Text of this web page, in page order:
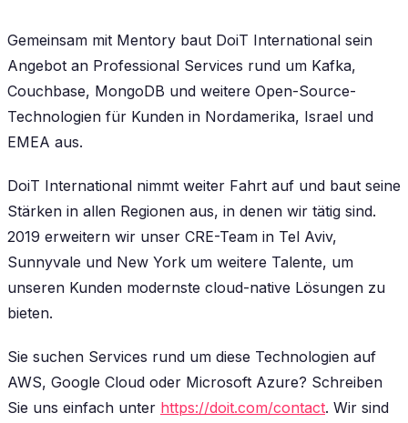
Gemeinsam mit Mentory baut DoiT International sein
Angebot an Professional Services rund um Kafka,
Couchbase, MongoDB und weitere Open-Source-
Technologien für Kunden in Nordamerika, Israel und
EMEA aus.
DoiT International nimmt weiter Fahrt auf und baut seine
Stärken in allen Regionen aus, in denen wir tätig sind.
2019 erweitern wir unser CRE-Team in Tel Aviv,
Sunnyvale und New York um weitere Talente, um
unseren Kunden modernste cloud-native Lösungen zu
bieten.
Sie suchen Services rund um diese Technologien auf
AWS, Google Cloud oder Microsoft Azure? Schreiben
Sie uns einfach unter https://doit.com/contact. Wir sind